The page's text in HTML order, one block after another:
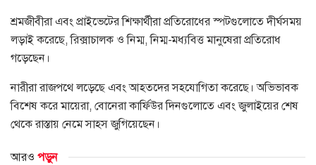
শ্রমজীবীরা এবং প্রাইভেটের শিক্ষার্থীরা প্রতিরোধের স্পটগুলোতে দীর্ঘসময়
লড়াই করেছে, রিক্সাচালক ও নিম্ম, নিম্ম-মধ্যবিত্ত মানুষেরা প্রতিরোধ
গড়েছেন।
নারীরা রাজপথে লড়েছে এবং আহতদের সহযোগিতা করেছে। অভিভাবক
বিশেষ করে মায়েরা, বোনেরা কার্ফিউর দিনগুলোতে এবং জুলাইয়ের শেষ
থেকে রাস্তায় নেমে সাহস জুগিয়েছেন।
আরও পড়ুন